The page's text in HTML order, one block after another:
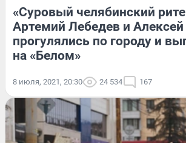
«Суровый челябинский
Артемий Лебедев и Алексей
прогулялись по городу и
на «Белом»
8 июля, 2021, 20:30 24 534 167